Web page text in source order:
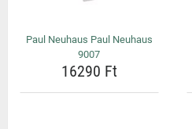
Paul Neuhaus Paul Neuhaus
9007
16290 Ft